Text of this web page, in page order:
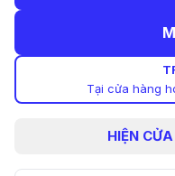
Tại cửa hàng
HIỆN